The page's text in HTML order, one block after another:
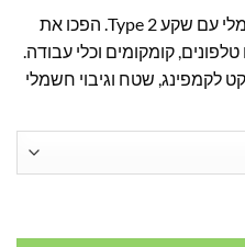
מתאם V2L Braumers לרכב חשמלי עם שקע Type 2. הפכו את
קומקומים וכלי עבודה.
לקמפינג, שטח וגיבוי חשמלי